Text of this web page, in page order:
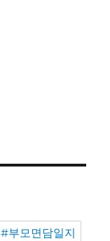
#부모면담일지